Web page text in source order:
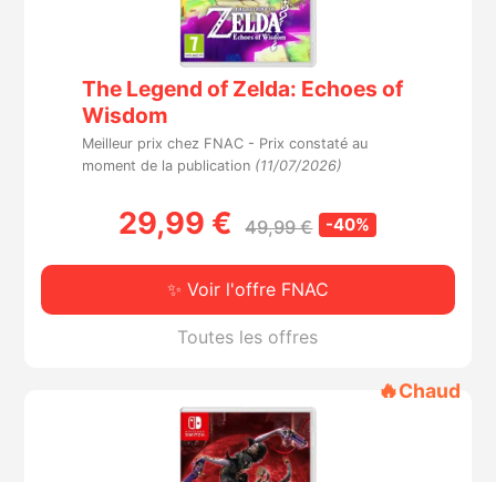
The Legend of Zelda: Echoes of
Wisdom
Meilleur prix chez FNAC - Prix constaté au
moment de la publication (11/07/2026)
29,99 € 49,99 € -40%
✨ Voir l'offre FNAC
Toutes les offres
🔥Chaud